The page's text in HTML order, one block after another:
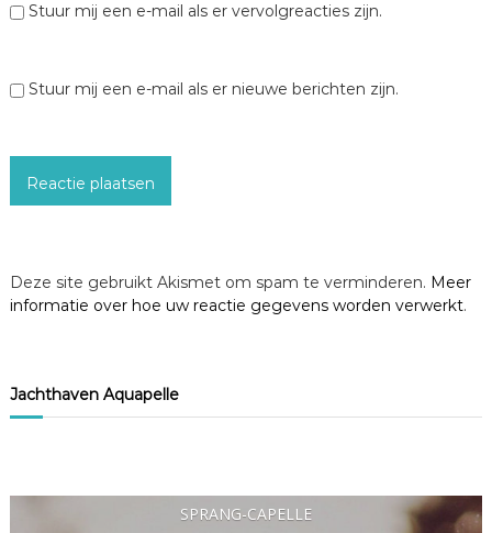
Stuur mij een e-mail als er vervolgreacties zijn.
Stuur mij een e-mail als er nieuwe berichten zijn.
Deze site gebruikt Akismet om spam te verminderen. Meer
informatie over hoe uw reactie gegevens worden verwerkt.
Jachthaven Aquapelle
SPRANG-CAPELLE